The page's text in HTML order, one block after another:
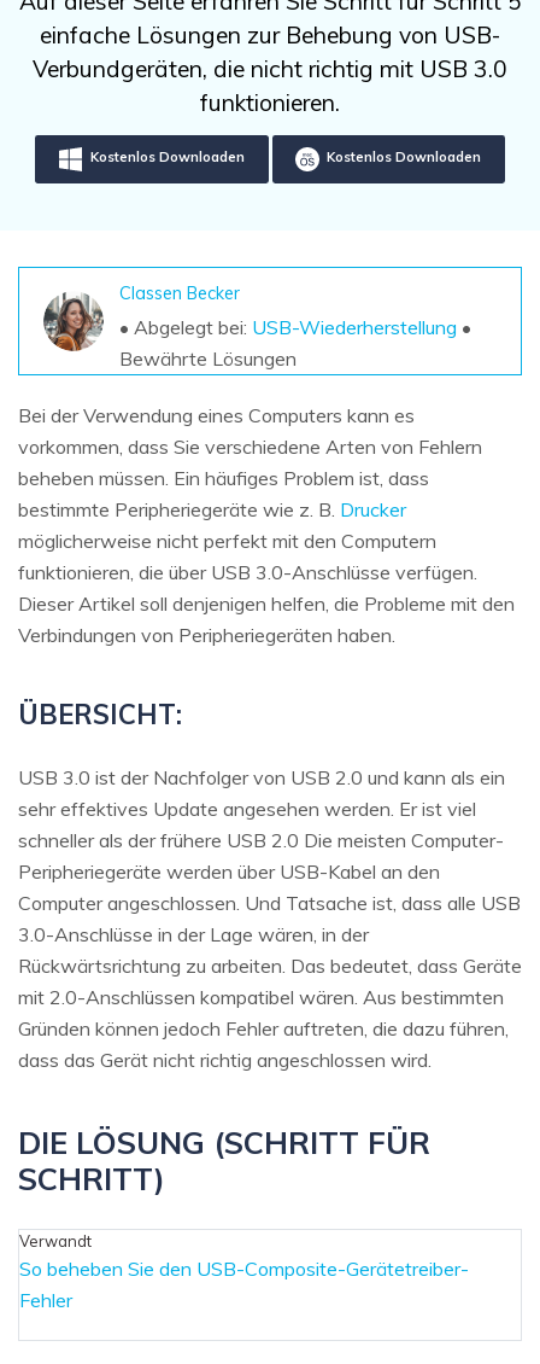
Unbegrenzte Daten vom Mac-System
wiederherstellen
Kostenlos Testen
Weitere Produkte
UBackit - Datensicherung
Datenverlust-Szenarien
ALLE FUNKTIONEN ENTDECKEN
Sign In
einfache Lösungen zur Behebung von USB-
Verbundgeräten, die nicht richtig mit USB 3.0
funktionieren.
Kostenlos Downloaden Kostenlos Downloaden
Classen Becker
• Abgelegt bei: USB-Wiederherstellung •
Bewährte Lösungen
Bei der Verwendung eines Computers kann es
vorkommen, dass Sie verschiedene Arten von Fehlern
beheben müssen. Ein häufiges Problem ist, dass
bestimmte Peripheriegeräte wie z. B. Drucker
möglicherweise nicht perfekt mit den Computern
funktionieren, die über USB 3.0-Anschlüsse verfügen.
Dieser Artikel soll denjenigen helfen, die Probleme mit den
Verbindungen von Peripheriegeräten haben.
ÜBERSICHT:
USB 3.0 ist der Nachfolger von USB 2.0 und kann als ein
sehr effektives Update angesehen werden. Er ist viel
schneller als der frühere USB 2.0 Die meisten Computer-
Peripheriegeräte werden über USB-Kabel an den
Computer angeschlossen. Und Tatsache ist, dass alle USB
3.0-Anschlüsse in der Lage wären, in der
Rückwärtsrichtung zu arbeiten. Das bedeutet, dass Geräte
mit 2.0-Anschlüssen kompatibel wären. Aus bestimmten
Gründen können jedoch Fehler auftreten, die dazu führen,
dass das Gerät nicht richtig angeschlossen wird.
DIE LÖSUNG (SCHRITT FÜR
SCHRITT)
Verwandt
So beheben Sie den USB-Composite-Gerätetreiber-
Fehler